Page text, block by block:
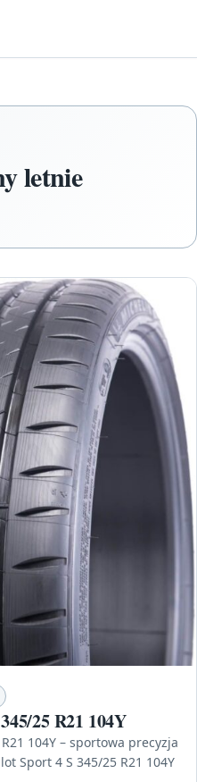
letnie
25 R21 104Y
104Y – sportowa precyzja
Sport 4 S 345/25 R21 104Y